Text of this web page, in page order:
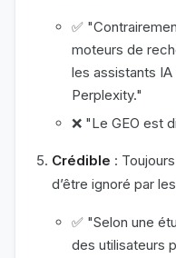
✅
moteurs de
les assistants
Perplexity."
❌ "Le GEO est
Crédible : Toujours
d’être ignoré par
✅ "Selon une
des utilisateurs